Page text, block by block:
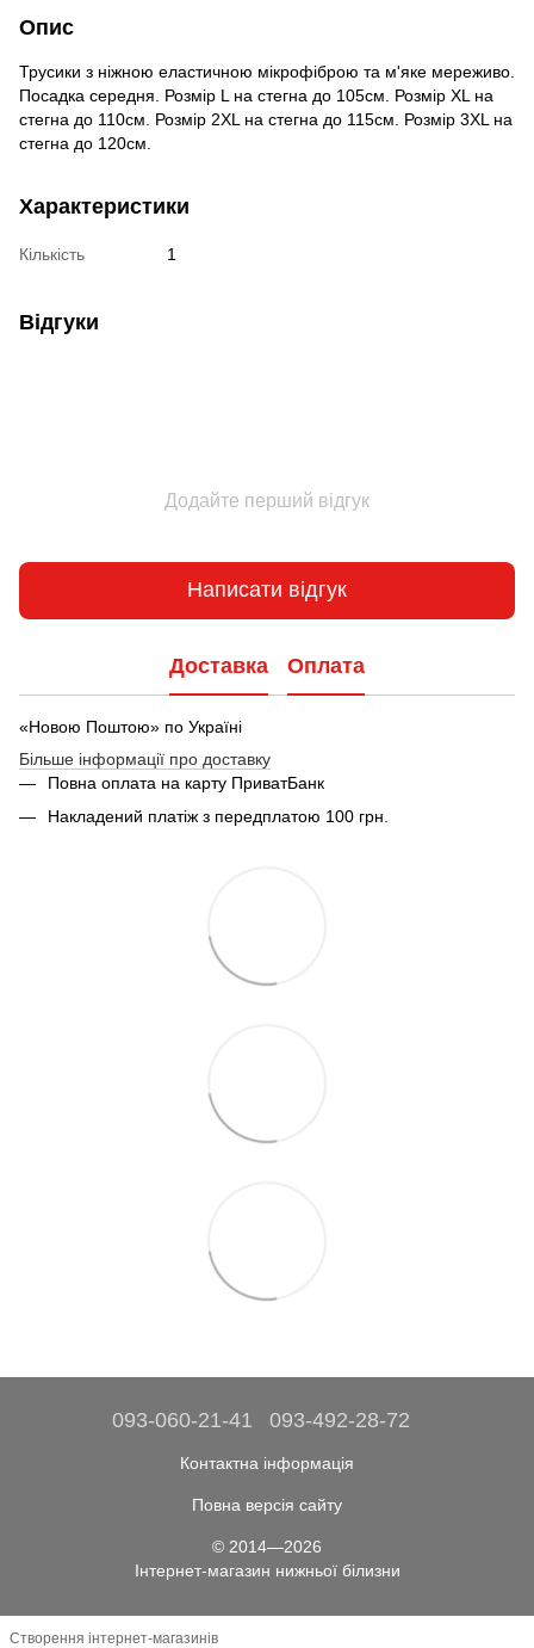
Опис
Трусики з ніжною еластичною мікрофіброю та м'яке мереживо.
Посадка середня. Розмір L на стегна до 105см. Розмір XL на
стегна до 110см. Розмір 2XL на стегна до 115см. Розмір 3XL на
стегна до 120см.
Характеристики
Кількість 1
Відгуки
Додайте перший відгук
Написати відгук
Доставка Оплата
«Новою Поштою» по Україні
Більше інформації про доставку
Повна оплата на карту ПриватБанк
Накладений платіж з передплатою 100 грн.
093-060-21-41 093-492-28-72
Контактна інформація
Повна версія сайту
© 2014—2026
Інтернет-магазин нижньої білизни
Створення інтернет-магазинів